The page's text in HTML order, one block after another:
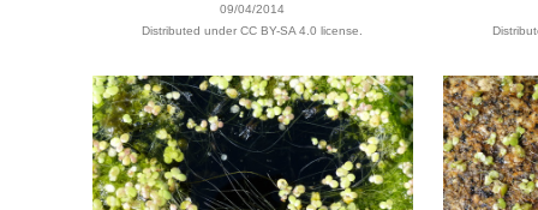
09/04/2014
Distributed under CC BY-SA 4.0 license.